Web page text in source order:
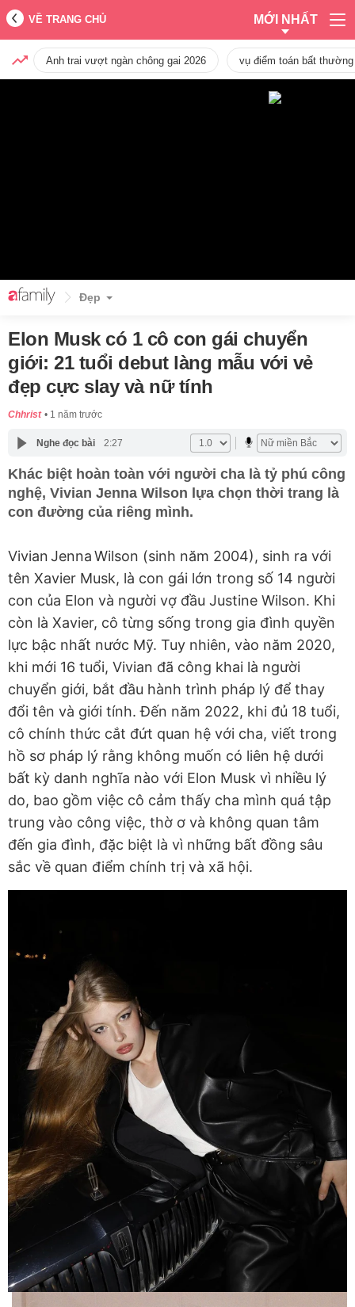
VỀ TRANG CHỦ MỚI NHẤT
Anh trai vượt ngàn chông gai 2026 vụ điểm toán bất
Đẹp
Elon Musk có 1 cô con gái chuyển
giới: 21 tuổi debut làng mẫu với vẻ
đẹp cực slay và nữ tính
Chhrist 1 năm trước
Nghe đọc bài 2:27
Khác biệt hoàn toàn với người cha là tỷ phú công
nghệ, Vivian Jenna Wilson lựa chọn thời trang là
con đường của riêng mình.
Vivian Jenna Wilson (sinh năm 2004), sinh ra với
tên Xavier Musk, là con gái lớn trong số 14 người
con của Elon và người vợ đầu Justine Wilson. Khi
còn là Xavier, cô từng sống trong gia đình quyền
lực bậc nhất nước Mỹ. Tuy nhiên, vào năm 2020,
khi mới 16 tuổi, Vivian đã công khai là người
chuyển giới, bắt đầu hành trình pháp lý để thay
đổi tên và giới tính. Đến năm 2022, khi đủ 18 tuổi,
cô chính thức cắt đứt quan hệ với cha, viết trong
hồ sơ pháp lý rằng không muốn có liên hệ dưới
bất kỳ danh nghĩa nào với Elon Musk vì nhiều lý
do, bao gồm việc cô cảm thấy cha mình quá tập
trung vào công việc, thờ ơ và không quan tâm
đến gia đình, đặc biệt là vì những bất đồng sâu
sắc về quan điểm chính trị và xã hội.